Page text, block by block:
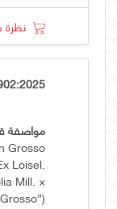
نظرة
مواصفة
Grosso
Loisel.
Mill. ×